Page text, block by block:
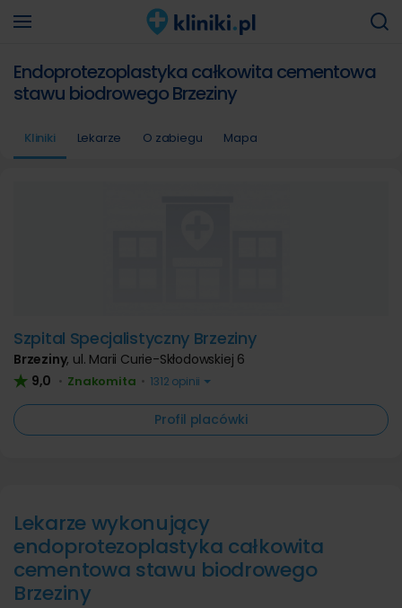
Endoprotezoplastyka całkowita cementowa
stawu biodrowego Brzeziny
Kliniki Lekarze O zabiegu Mapa
Szpital Specjalistyczny Brzeziny
Brzeziny, ul. Marii Curie-Skłodowskiej 6
9,0 • Znakomita • 1312 opinii
Profil placówki
Lekarze wykonujący
endoprotezoplastyka całkowita
cementowa stawu biodrowego
Brzeziny